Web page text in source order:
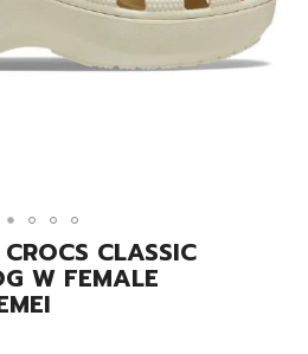
CLASSIC
W FEMALE